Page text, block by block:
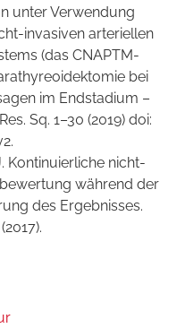
unter Verwendung
invasiven arteriellen
(das CNAPTM-
bei
im Endstadium –
Sq. 1–30 (2019) doi:
Kontinuierliche nicht-
während der
des Ergebnisses.